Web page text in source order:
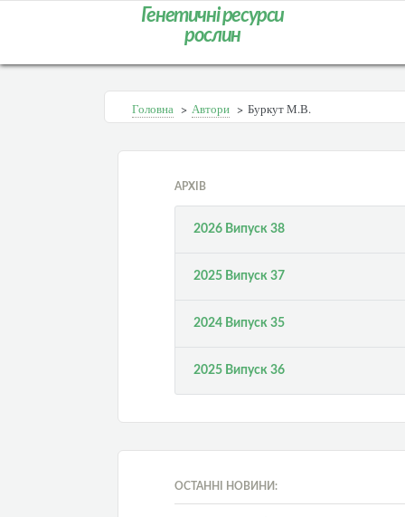
Генетичні ресурси
рослин
Головна > Автори > Буркут М.В.
АРХІВ
2026 Випуск 38
2025 Випуск 37
2024 Випуск 35
2025 Випуск 36
ОСТАННІ НОВИНИ: